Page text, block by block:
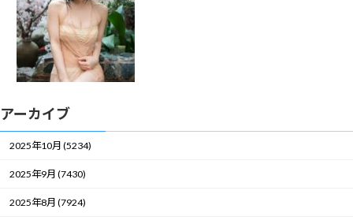
アーカイブ
2025年10月 (5234)
2025年9月 (7430)
2025年8月 (7924)